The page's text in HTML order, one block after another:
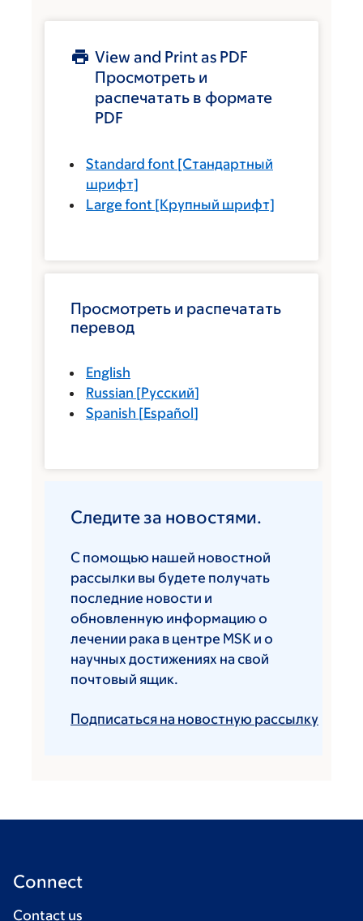
View and Print as PDF
Просмотреть и
распечатать в формате
PDF
Standard font [Стандартный
шрифт]
Large font [Крупный шрифт]
Просмотреть и распечатать
перевод
English
Russian [Русский]
Spanish [Español]
Следите за новостями.
С помощью нашей новостной
рассылки вы будете получать
последние новости и
обновленную информацию о
лечении рака в центре MSK и о
научных достижениях на свой
почтовый ящик.
Подписаться на новостную рассылку
Connect
Contact us